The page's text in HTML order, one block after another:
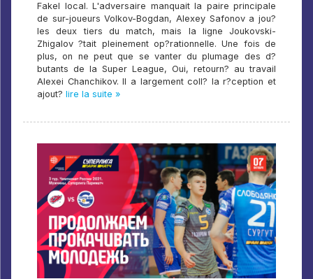
Fakel local. L'adversaire manquait la paire principale
de sur-joueurs Volkov-Bogdan, Alexey Safonov a jou?
les deux tiers du match, mais la ligne Joukovski-
Zhigalov ?tait pleinement op?rationnelle. Une fois de
plus, on ne peut que se vanter du plumage des d?
butants de la Super League, Oui, retourn? au travail
Alexei Chanchikov. Il a largement coll? la r?ception et
ajout? lire la suite »